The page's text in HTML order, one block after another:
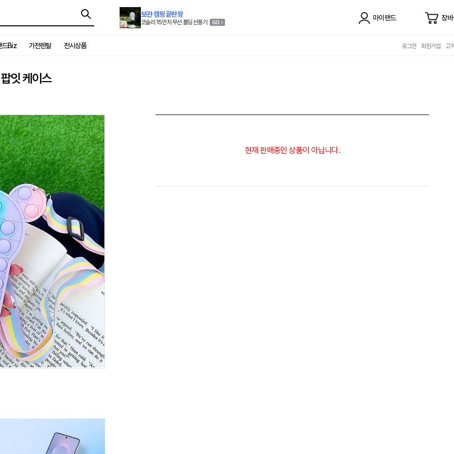
보관 캠핑 끝판왕
코슬리 15인치 무선 폴딩 선풍기
마이랜드 장
드Biz 가전렌탈 전시상품 로그인 회원가입 고
잇 케이스
현재 판매중인 상품이 아닙니다.